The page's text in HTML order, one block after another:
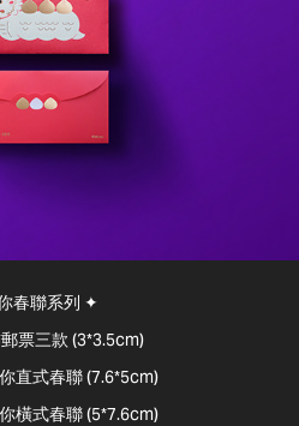
春聯系列 ✦
票三款 (3*3.5cm)
直式春聯 (7.6*5cm)
橫式春聯 (5*7.6cm)